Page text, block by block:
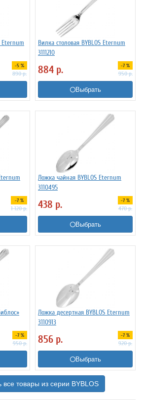
-5 %
890р.
Вилка столовая BYBLOS Eternum
3111210
884 р. -7 %
950р.
Выбрать
-7 %
1 120р.
Ложка чайная BYBLOS Eternum
3110495
438 р. -7 %
470р.
Выбрать
-7 %
950р.
Ложка десертная BYBLOS Eternum
3110913
856 р. -7 %
920р.
Выбрать
все товары из серии BYBLOS